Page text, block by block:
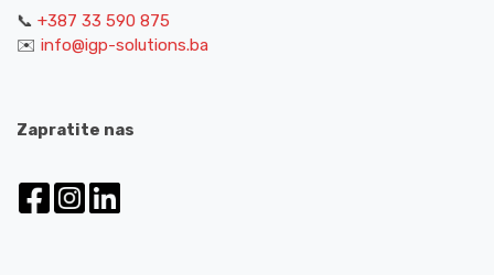
📞 +387 33 590 875
✉️ info@igp-solutions.ba
Zapratite nas